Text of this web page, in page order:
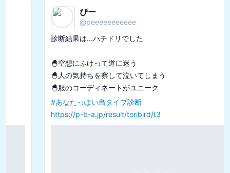
ぴー
peeeeeeeeeee
診断結果は...ハチドリでした
🐣空想にふけって道に迷う
🐣人の気持ちを察して泣いてしまう
🐣服のコーディネートがユニーク
あなたっぽい鳥タイプ診断
https://p-b-a.jp/result/toribird/t3